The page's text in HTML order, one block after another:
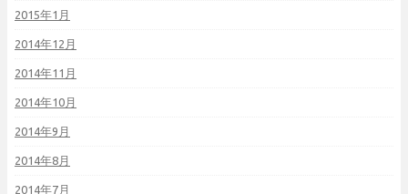
2015年1月
2014年12月
2014年11月
2014年10月
2014年9月
2014年8月
2014年7月